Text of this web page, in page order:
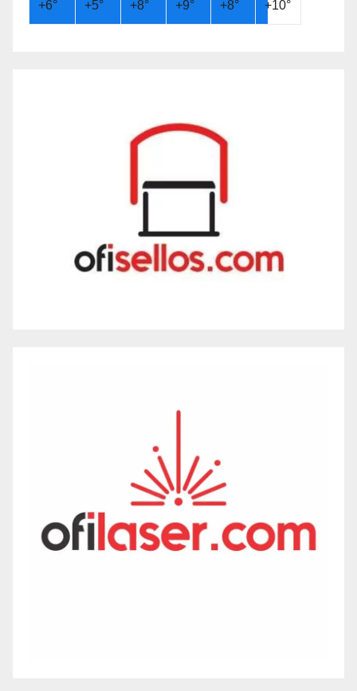
+6° +5° +8° +9° +8° +10°